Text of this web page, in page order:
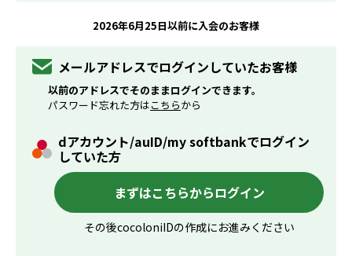
2026年6月25日以前に入会のお客様
メールアドレスでログインしていたお客様
以前のアドレスでそのままログインできます。
パスワード忘れた方はこちらから
dアカウント/auID/my softbankでログイン
していた方
まずはこちらからログイン
その後cocoloniIDの作成にお進みください